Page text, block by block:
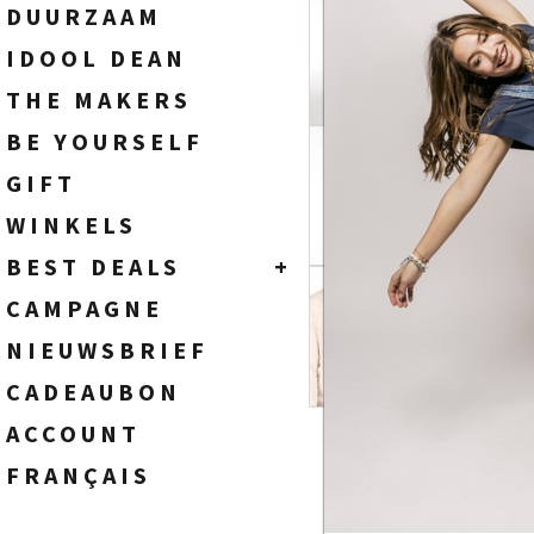
WIDE FIT - HIGH WAIST
FLARE FIT - HIGH WAIST
STRAIGHT FIT - HIGH WAIST
SLIM FIT - HIGH WAIST
SKINNY FIT - HIGH WAIST
SOKKEN
HEREN
DAMES
DUURZAAM
IDOOL DEAN
THE MAKERS
BE YOURSELF
GIFT
WINKELS
BEST DEALS
+
HEREN
DAMES
CAMPAGNE
NIEUWSBRIEF
CADEAUBON
ACCOUNT
FRANÇAIS